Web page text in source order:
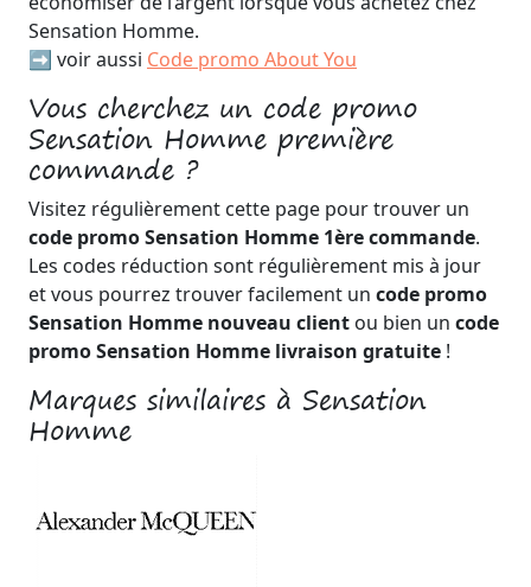
Sensation Homme.
➡️ voir aussi Code promo About You
Vous cherchez un code promo
Sensation Homme première
commande ?
Visitez régulièrement cette page pour trouver un
code promo Sensation Homme 1ère commande.
Les codes réduction sont régulièrement mis à jour
et vous pourrez trouver facilement un code promo
Sensation Homme nouveau client ou bien un code
promo Sensation Homme livraison gratuite !
Marques similaires à Sensation
Homme